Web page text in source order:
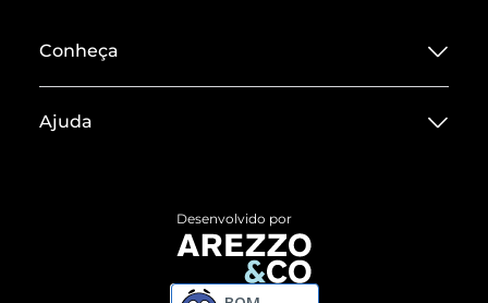
Conheça
Termos de Uso
ZZ MALL é confiável
Ajuda
Devolução do Produto
Compre pelo WhatsApp
Desenvolvido por